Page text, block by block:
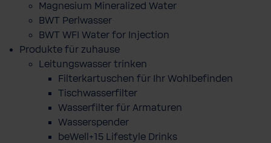
Magnesium Mineralized Water
BWT Perlwasser
BWT WFI Water for Injection
Produkte für zuhause
Leitungswasser trinken
Filterkartuschen für Ihr Wohlbefinden
Tischwasserfilter
Wasserfilter für Armaturen
Wasserspender
beWell+15 Lifestyle Drinks